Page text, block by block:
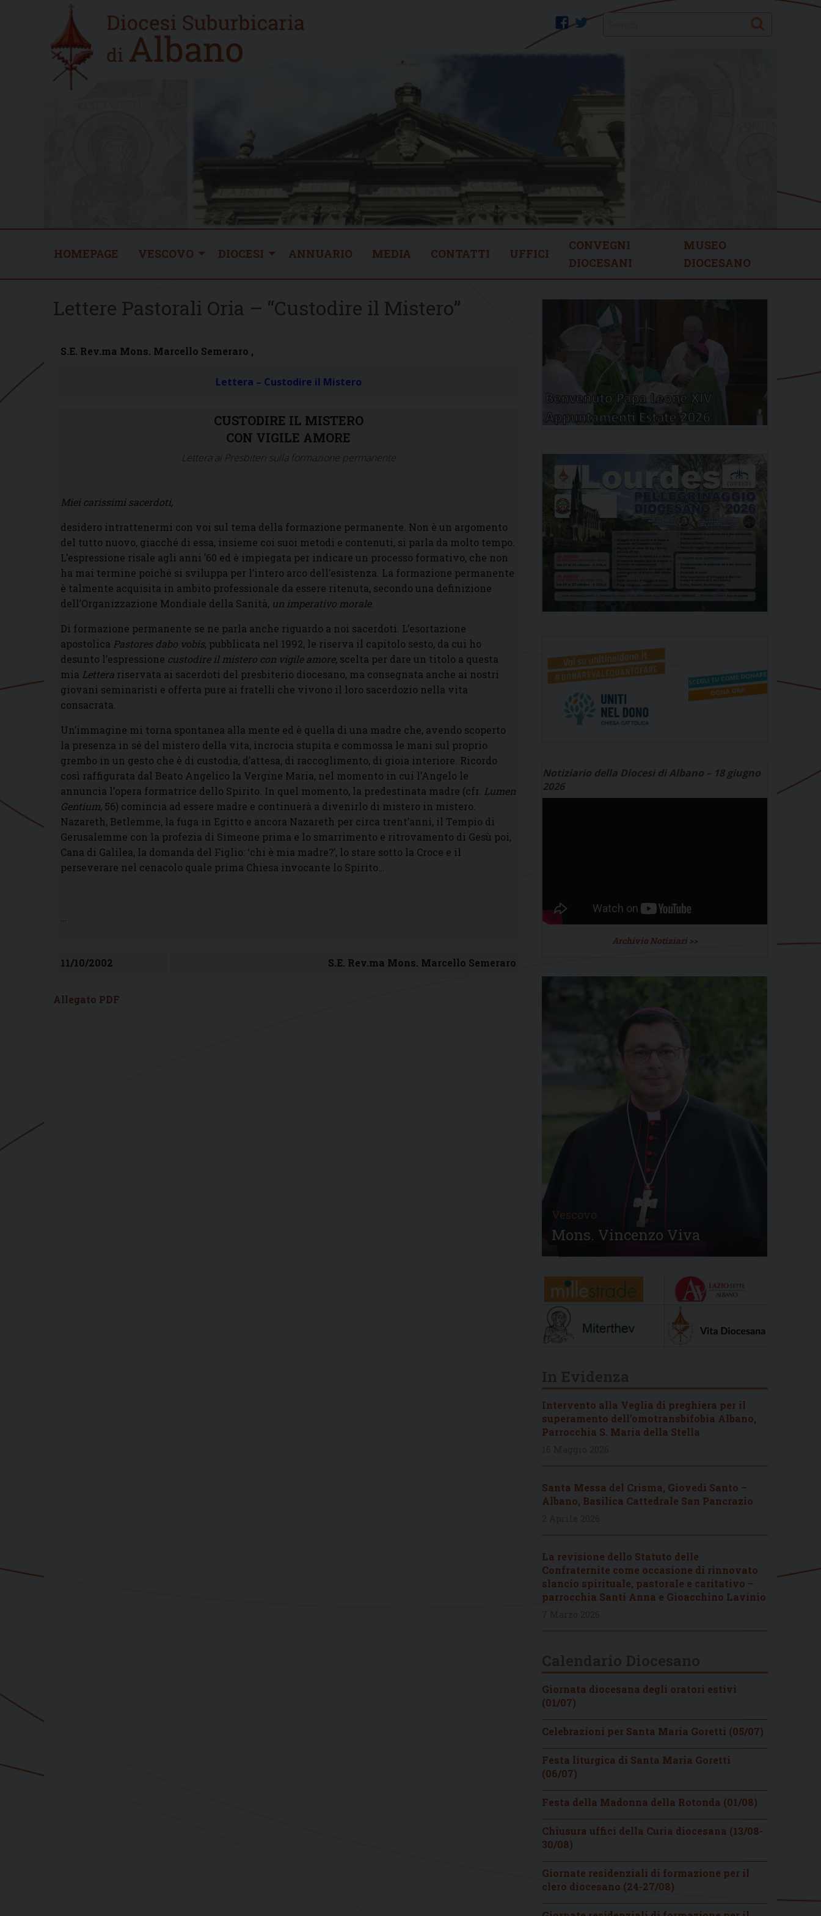
Home
new
twitter
facebook Search
HOMEPAGE VESCOVO DIOCESI ANNUARIO MEDIA CONTATTI UFFICI
CONVEGNI
DIOCESANI
MUSEO
DIOCESANO
Lettere Pastorali Oria – “Custodire il Mistero”
S.E. Rev.ma Mons. Marcello Semeraro ,
Lettera – Custodire il Mistero
CUSTODIRE IL MISTERO
CON VIGILE AMORE
Lettera ai Presbiteri sulla formazione permanente
Miei carissimi sacerdoti,
desidero intrattenermi con voi sul tema della formazione permanente. Non è un argomento
del tutto nuovo, giacché di essa, insieme coi suoi metodi e contenuti, si parla da molto tempo.
L’espressione risale agli anni ’60 ed è impiegata per indicare un processo formativo, che non
ha mai termine poiché si sviluppa per l’intero arco dell’esistenza. La formazione permanente
è talmente acquisita in ambito professionale da essere ritenuta, secondo una definizione
dell’Organizzazione Mondiale della Sanità, un imperativo morale.
Di formazione permanente se ne parla anche riguardo a noi sacerdoti. L’esortazione
apostolica Pastores dabo vobis, pubblicata nel 1992, le riserva il capitolo sesto, da cui ho
desunto l’espressione custodire il mistero con vigile amore, scelta per dare un titolo a questa
mia Lettera riservata ai sacerdoti del presbiterio diocesano, ma consegnata anche ai nostri
giovani seminaristi e offerta pure ai fratelli che vivono il loro sacerdozio nella vita
consacrata.
Un’immagine mi torna spontanea alla mente ed è quella di una madre che, avendo scoperto
la presenza in sé del mistero della vita, incrocia stupita e commossa le mani sul proprio
grembo in un gesto che è di custodia, d’attesa, di raccoglimento, di gioia interiore. Ricordo
così raffigurata dal Beato Angelico la Vergine Maria, nel momento in cui l’Angelo le
annuncia l’opera formatrice dello Spirito. In quel momento, la predestinata madre (cfr. Lumen
Gentium, 56) comincia ad essere madre e continuerà a divenirlo di mistero in mistero.
Nazareth, Betlemme, la fuga in Egitto e ancora Nazareth per circa trent’anni, il Tempio di
Gerusalemme con la profezia di Simeone prima e lo smarrimento e ritrovamento di Gesù poi,
Cana di Galilea, la domanda del Figlio: ‘chi è mia madre?’, lo stare sotto la Croce e il
perseverare nel cenacolo quale prima Chiesa invocante lo Spirito…
11/10/2002 S.E. Rev.ma Mons. Marcello Semeraro
Allegato PDF
Notiziario della Diocesi di Albano – 18 giugno
2026
Archivio Notiziari >>
Vescovo
Mons. Vincenzo Viva
Intervento alla Veglia di preghiera per il
superamento dell’omotransbifobia Albano,
Parrocchia S. Maria della Stella
Santa Messa del Crisma, Giovedì Santo –
Albano, Basilica Cattedrale San Pancrazio
La revisione dello Statuto delle
Confraternite come occasione di rinnovato
slancio spirituale, pastorale e caritativo –
parrocchia Santi Anna e Gioacchino Lavinio
Giornata diocesana degli oratori estivi
(01/07)
Celebrazioni per Santa Maria Goretti (05/07)
Festa liturgica di Santa Maria Goretti
(06/07)
Festa della Madonna della Rotonda (01/08)
Chiusura uffici della Curia diocesana (13/08-
30/08)
Giornate residenziali di formazione per il
clero diocesano (24-27/08)